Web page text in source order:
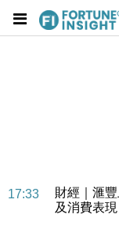
17:33
財經｜滙
及消費表現